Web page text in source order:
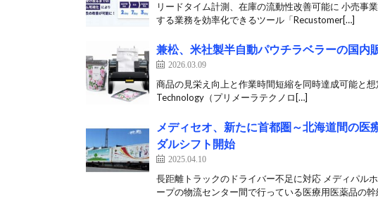
リードタイム計測、在庫の流動性改善可能に 小売事
する業務を効率化できるツール「Recustomer[…]
兼松、米社製半自動パウチラベラーの国内
2026.03.09
商品の見栄え向上と作業時間短縮を同時達成可能と
Technology（プリメーラテクノロ[…]
メディセオ、新たに首都圏～北海道間の
ダルシフト開始
2025.04.10
長距離トラックのドライバー不足に対応 メディパル
ープの物流センター間で行っている医療用医薬品の